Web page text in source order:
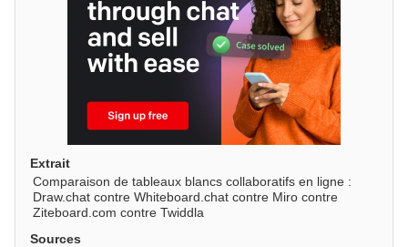
Extrait
Comparaison de tableaux blancs collaboratifs en ligne :
Draw.chat contre Whiteboard.chat contre Miro contre
Ziteboard.com contre Twiddla
Sources